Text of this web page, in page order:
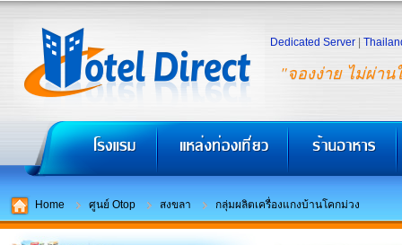
"จองง่าย ไม่ผ่าน
Dedicated Server
Home ศูนย์ Otop สงขลา กลุ่มผลิตเครื่องแกงบ้านโคกม่วง